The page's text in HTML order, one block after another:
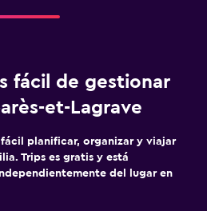
fácil de gestionar
et-Lagrave
fácil planificar, organizar y viajar
Trips es gratis y está
del lugar en